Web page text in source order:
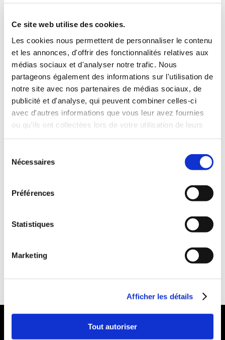
Ce site web utilise des cookies.
Les cookies nous permettent de personnaliser le contenu
et les annonces, d'offrir des fonctionnalités relatives aux
médias sociaux et d'analyser notre trafic. Nous
partageons également des informations sur l'utilisation de
notre site avec nos partenaires de médias sociaux, de
publicité et d'analyse, qui peuvent combiner celles-ci
avec d'autres informations que vous leur avez fournies
ou qu'ils ont collectées lors de votre utilisation de leurs
Nécessaires
Préférences
Statistiques
Marketing
Afficher les détails
Tout autoriser
INCLUS À LA LOCATION
Killométrage illimité
Assurance tous risques (hors franchise)
Carburant : plein à rendre plein
CONDITIONS DE LOCATION
Age minimum :20 ans
ASSURANCE
MODES DE PAIEMENT